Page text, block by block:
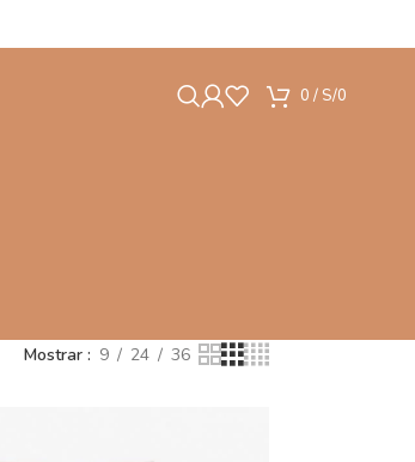
0 / S/0
Mostrar 9 24 36